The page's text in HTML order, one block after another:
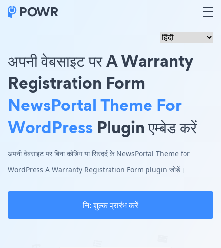
अपनी वेबसाइट पर A Warranty
Registration Form
NewsPortal Theme For
WordPress Plugin एम्बेड करें
अपनी वेबसाइट पर बिना कोडिंग या सिरदर्द के NewsPortal Theme for
WordPress A Warranty Registration Form plugin जोड़ें।
नि: शुल्क प्रारंभ करें